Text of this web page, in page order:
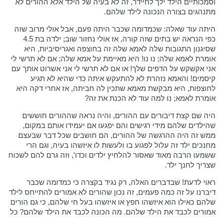
וסמכותיים הילד ילך לחיידר, זה לא בעיה של הילד אלא ההורים לא
מתנהגים בצורה הנכונה לילד שלהם.
היתה עוד שאלה: שכמדומה שכבר היתה פעם, אבל אולי מרוב שזה
כפי הנראה יש בתים שזה קורה, אז אולי נחזור שוב; ילדה בת 4.5
שסיגנון התגובות שלה לאמא שלה זה בחוצפה ואגריסיביות, היא
אומרת לאמא שלה; נוּ נוּ! היא מאיימת על אמא שלה; אם לא תרשי לי
אני אקשקש על הדפים שלך! או אם לא תרשי לי אני אשרוט אותך עם
קיסמים! והאמא נזהרת לא להתעקש איתה כדי שהיא לא תגיע
לחוצפות, היא מבקשת מאמא שתכין לה חביתה, אז אחרי דקה היא
אומרת לאמא; נוּ למה עוד לא הכנת את זה?
היה שם קצת דיבורים עם ההורים, והיה נראה שההורים חוששים
שהילדים שלהם מידי רגישים והם יפגעו אם יעמידו אותם במקום,
ממש זה היה ההרגשה של ההורים, הם חושבים שכל דבר שבעצם
מחנכים ילד זה עלול לפגוע בו ולעשות לו איזשהו בעיה, וגם הרי
ששמעו הרבה מאוד שאסור להלחיץ ילדים וכדו', וזה גרם להם לשכוח
שצריך לחנך ילד.
ראוי לדעת! שבדברים האלה, רק נגיד בקצרה כי כמדומה שכבר
דיברנו על זה כמה פעמים, זה נכון שהורים לא אמורים להתייחס לילד
שלהם כאילו הוא איזשהו חפץ או איזשהו בעל חי שלהם, כי גם הורים
אמורים לכבד את הילד שלהם. מה הכונה לכבד את הילד שלהם? כל